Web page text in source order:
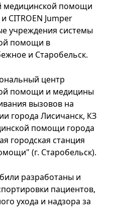
медицинской помощи
CITROEN Jumper
учреждения системы
помощи в
и Старобельск.
центр
помощи и медицины
вызовов на
города Лисичанск, КЗ
помощи города
городская станция
(г. Старобельск).
разработаны и
пациентов,
ухода и надзора за